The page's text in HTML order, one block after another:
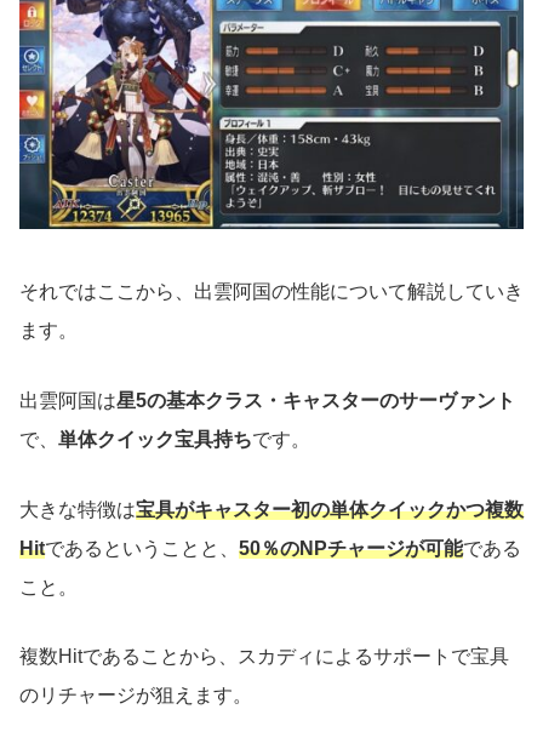
それではここから、出雲阿国の性能について解説していき
ます。
出雲阿国は星5の基本クラス・キャスターのサーヴァント
で、 単体クイック宝具持ちです。
大きな特徴は宝具がキャスター初の単体クイックかつ複数
Hitであるということと、 50％のNPチャージが可能である
こと。
複数Hitであることから、スカディによるサポートで宝具
のリチャージが狙えます。